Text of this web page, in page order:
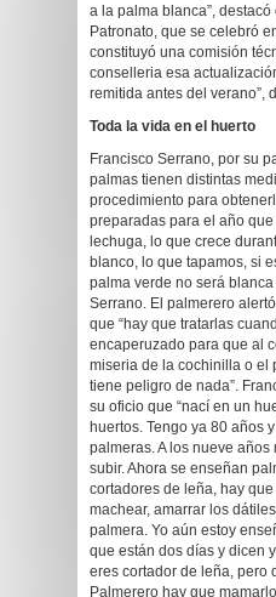
a la palma blanca”,
Patronato, que se celebró
constituyó una comisión
conselleria esa
remitida antes del verano”,
Toda la vida en el huerto
Francisco Serrano, por su
palmas tienen distintas
procedimiento para
preparadas para el año
lechuga, lo que crece
blanco, lo que tapamos, si
palma verde no será
Serrano. El palmerero
que “hay que tratarlas
encaperuzado para que al
miseria de la cochinilla o el
tiene peligro de nada”.
su oficio que “nací en un
huertos. Tengo ya 80 años
palmeras. A los nueve
subir. Ahora se enseñan
cortadores de leña, hay
machear, amarrar los
palmera. Yo aún estoy
que están dos días y dicen
eres cortador de leña, pero
Palmerero hay que